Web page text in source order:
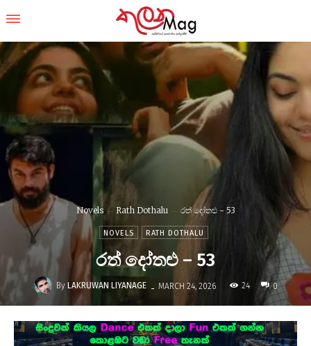
Novels Rath Dothalu රත් දෝතළු - 53
NOVELS RATH DOTHALU
රත් දෝතළු – 53
By LAKRUWAN LIYANAGE - MARCH 24, 2026 24 0